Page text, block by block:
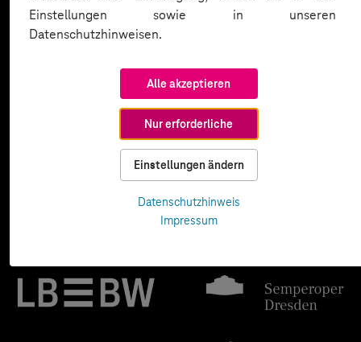
Einstellungen sowie in unseren
Datenschutzhinweisen.
Alle akzeptieren
Nur erforderliche
Einstellungen ändern
Datenschutzhinweis
Impressum